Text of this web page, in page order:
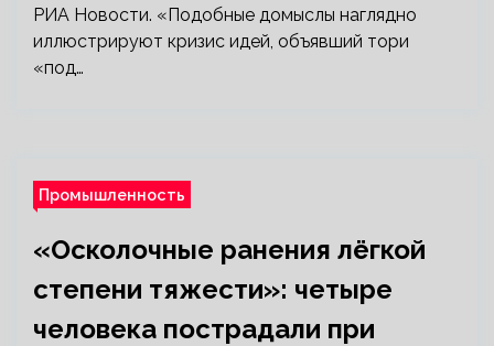
РИА Новости. «Подобные домыслы наглядно
иллюстрируют кризис идей, объявший тори
«под…
Промышленность
«Осколочные ранения лёгкой
степени тяжести»: четыре
человека пострадали при